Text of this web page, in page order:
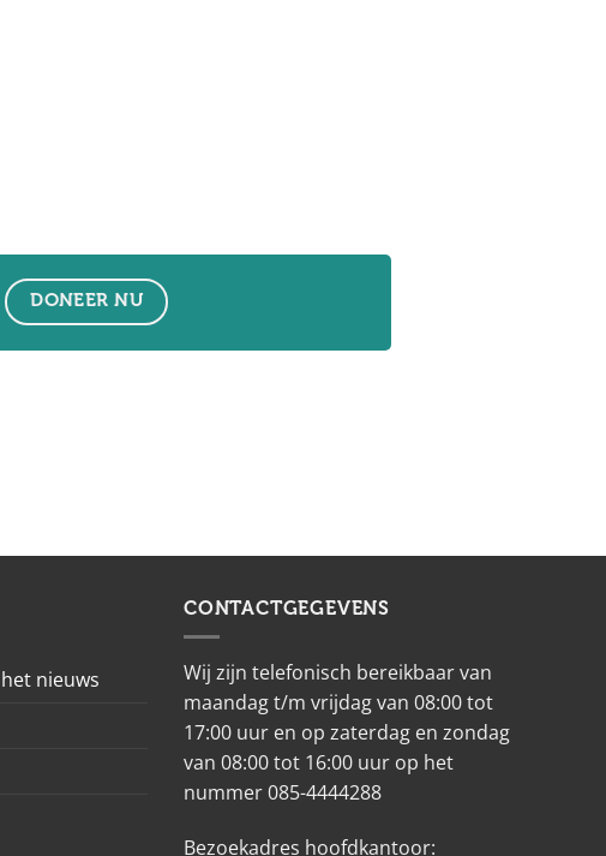
DONEER NU
nieuws
CONTACTGEGEVENS
Wij zijn telefonisch bereikbaar van
maandag t/m vrijdag van 08:00 tot
17:00 uur en op zaterdag en zondag
van 08:00 tot 16:00 uur op het
nummer 085-4444288
Bezoekadres hoofdkantoor: